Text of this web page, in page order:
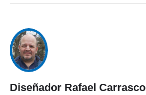
Diseñador Rafael Carrasco